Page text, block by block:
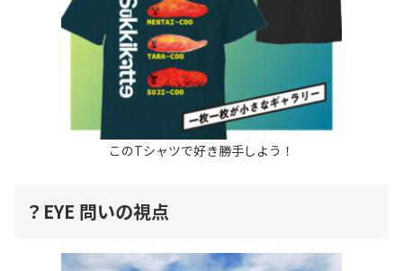
このTシャツで好き勝手しよう！
？EYE 問いの視点